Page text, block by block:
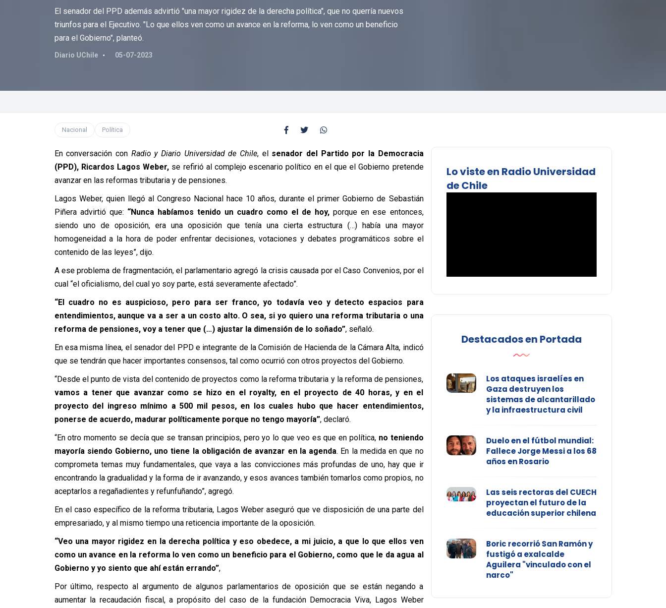
El senador del PPD además advirtió "una mayor rigidez de la derecha política", que no querría nuevos
triunfos para el Ejecutivo. "Lo que ellos ven como un avance en la reforma, lo ven como un beneficio
para el Gobierno", planteó.
Diario UChile 05-07-2023
Nacional Política
En conversación con Radio y Diario Universidad de Chile, el senador del Partido por la Democracia
(PPD), Ricardos Lagos Weber, se refirióal complejo escenario político en el que el Gobierno pretende
avanzar en las reformas tributaria y de pensiones.
Lagos Weber, quien llegó al Congreso Nacional hace 10 años, durante el primer Gobierno de Sebastián
Piñeraadvirtióque: “Nunca habíamos tenido un cuadro como el de hoy, porque en ese entonces,
siendo uno de oposición, era una oposición que tenía una cierta estructura (…) había una mayor
homogeneidad a la hora de poder enfrentar decisiones, votaciones y debates programáticos sobre el
contenido de las leyes”,dijo.
A ese problema de fragmentación, el parlamentarioagregó la crisis causada por el Caso Convenios, por el
cual “el oficialismo, del cual yo soy parte, está severamente afectado”.
“El cuadro no es auspicioso, pero para ser franco, yo todavía veo y detecto espacios para
entendimientos, aunque va a ser a un costo alto. O sea, si yo quiero una reforma tributaria o una
reforma de pensiones, voy a tener que (…) ajustar la dimensión de lo soñado”, señaló.
En esa misma línea, el senador del PPD e integrante de la Comisión de Hacienda de la Cámara Alta, indicó
que se tendrán que hacer importantes consensos, tal como ocurrió con otros proyectos del Gobierno.
“Desde el punto de vista del contenido de proyectos como la reforma tributaria y la reforma de pensiones,
vamos a tener que avanzar como se hizo en el royalty, en el proyecto de 40 horas, y en el
proyecto del ingreso mínimo a 500 mil pesos, en los cuales hubo que hacer entendimientos,
ponerse de acuerdo, madurar políticamente porque no tengo mayoría”, declaró.
“En otro momento se decía que se transan principios, pero yo lo que veo es que en política, no teniendo
mayoría siendo Gobierno, uno tiene la obligación de avanzar en la agenda. En la medida en que no
comprometa temas muy fundamentales, que vaya a las convicciones más profundas de uno, hay que ir
encontrando la gradualidad y la forma de ir avanzando, y esos avances también tomarlos como propios, no
aceptarlos a regañadientes y refunfuñando”, agregó.
En el caso específico de la reforma tributaria, Lagos Weberaseguró que ve disposición de una parte del
empresariado, y al mismo tiempo una reticencia importante de la oposición.
“Veo una mayor rigidez en la derecha política y eso obedece, a mi juicio, a que lo que ellos ven
como un avance en la reforma lo ven como un beneficio para el Gobierno, como que le da agua al
Gobierno y yo siento que ahí están errando”,
Por último, respecto al argumento de algunos parlamentarios de oposición que se están negando a
aumentar la recaudación fiscal, a propósito del caso de la fundación Democracia Viva, Lagos Weber
Lo viste en Radio Universidad
de Chile
Destacados en Portada
Los ataques israelíes en
Gaza destruyen los
sistemas de alcantarillado
y la infraestructura civil
Duelo en el fútbol mundial:
Fallece Jorge Messi a los 68
años en Rosario
Las seis rectoras del CUECH
proyectan el futuro de la
educación superior chilena
Boric recorrió San Ramón y
fustigó a exalcalde
Aguilera "vinculado con el
narco"